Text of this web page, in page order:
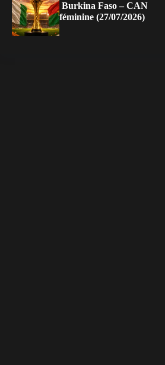
Burkina Faso – CAN
féminine (27/07/2026)